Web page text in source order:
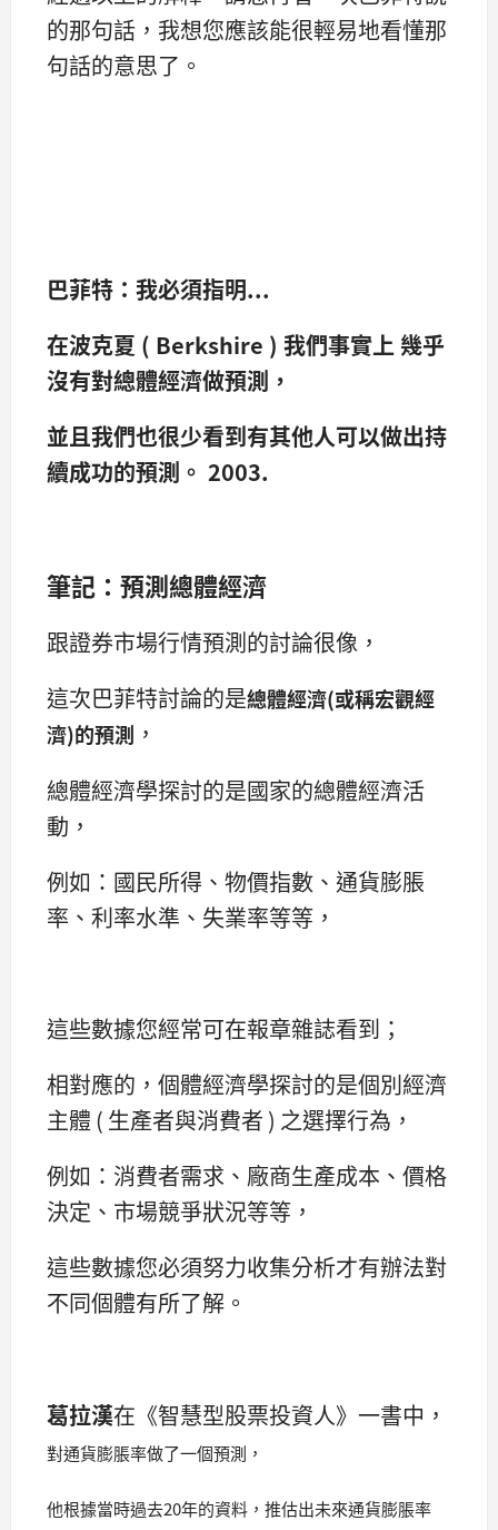
的那句話，我想您應該能很輕易地看懂那
句話的意思了。
巴菲特： 我必須指明...
在波克夏 ( Berkshire ) 我們事實上 幾乎
沒有對總體經濟做預測，
並且我們也很少看到有其他人可以做出持
續成功的預測。 2003.
筆記：預測總體經濟
跟證券市場行情預測的討論很像，
這次巴菲特討論的是總體經濟(或稱宏觀經
濟)的預測 ，
總體經濟學探討的是國家的總體經濟活
動，
例如：國民所得、物價指數、通貨膨脹
率、利率水準、失業率等等，
這些數據您經常可在報章雜誌看到；
相對應的，個體經濟學探討的是個別經濟
主體 ( 生產者與消費者 ) 之選擇行為，
例如：消費者需求、廠商生產成本、價格
決定、市場競爭狀況等等，
這些數據您必須努力收集分析才有辦法對
不同個體有所了解。
葛拉漢在《智慧型股票投資人》一書中，
對通貨膨脹率做了一個預測，
他根據當時過去20年的資料，推估出未來通貨膨脹率